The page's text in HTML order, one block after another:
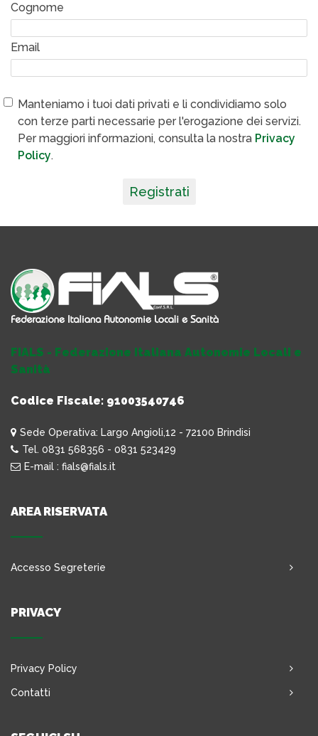
Cognome
Email
Manteniamo i tuoi dati privati e li condividiamo solo
con terze parti necessarie per l'erogazione dei servizi.
Per maggiori informazioni, consulta la nostra Privacy
Policy.
Registrati
FIALS - Federazione Italiana Autonomie Locali e
Sanità
Codice Fiscale: 91003540746
Sede Operativa: Largo Angioli,12 - 72100 Brindisi
Tel. 0831 568356 - 0831 523429
E-mail : fials@fials.it
AREA RISERVATA
Accesso Segreterie
PRIVACY
Privacy Policy
Contatti